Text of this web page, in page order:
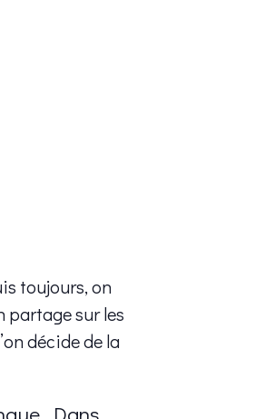
toujours, on
partage sur les
décide de la
Dans